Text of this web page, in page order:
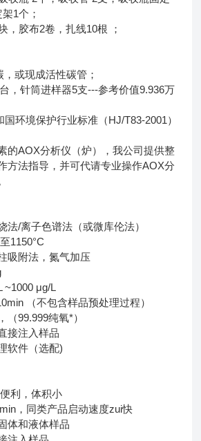
1个；
，胶布2卷，扎线10根 ；
，或现成活性碳管；
，针筒进样器5支---参考价值9.936万
国环境保护行业标准（HJ/T83-2001）
的AOX分析仪（炉），我公司提供整
方法指导，并可代请专业操作AOX分
法/离子色谱法（或微库伦法）
1150°C
吸附法，氮气加压
~1000 μg/L
（不包含样品预处理过程）
（99.999纯氧*）
接注入样品
软件（选配)
利，体积小
，同类产品启动速度zui快
体和液体样品